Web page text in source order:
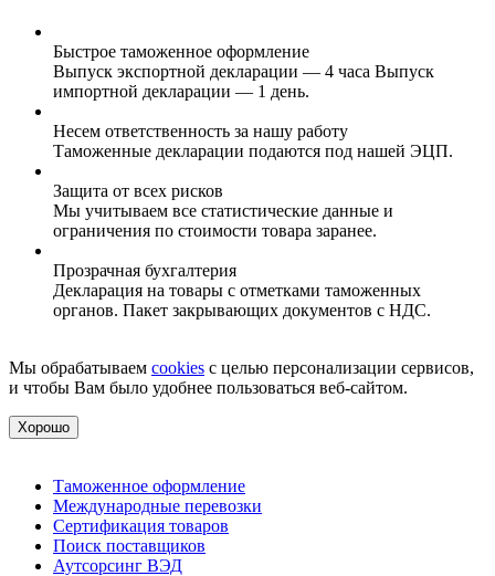
Быстрое таможенное оформление
Выпуск экспортной декларации — 4 часа Выпуск
импортной декларации — 1 день.
Несем ответственность за нашу работу
Таможенные декларации подаются под нашей ЭЦП.
Защита от всех рисков
Мы учитываем все статистические данные и
ограничения по стоимости товара заранее.
Прозрачная бухгалтерия
Декларация на товары с отметками таможенных
органов. Пакет закрывающих документов с НДС.
Мы обрабатываем cookies с целью персонализации сервисов,
и чтобы Вам было удобнее пользоваться веб-сайтом.
Хорошо
Таможенное оформление
Международные перевозки
Сертификация товаров
Поиск поставщиков
Аутсорсинг ВЭД